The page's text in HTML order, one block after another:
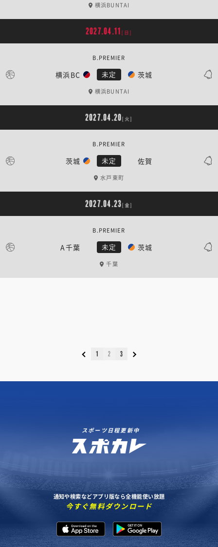
横浜BUNTAI
2027.04.11 [日]
横浜BC 未定 茨城
B.PREMIER
横浜BUNTAI
2027.04.20[火]
茨城 未定 佐賀
B.PREMIER
水戸東町
2027.04.23[金]
A千葉 未定 茨城
B.PREMIER
千葉
1 2 3
スポーツ日程更新中
通知や検索などアプリ版なら全機能使い放題
今すぐ無料ダウンロード